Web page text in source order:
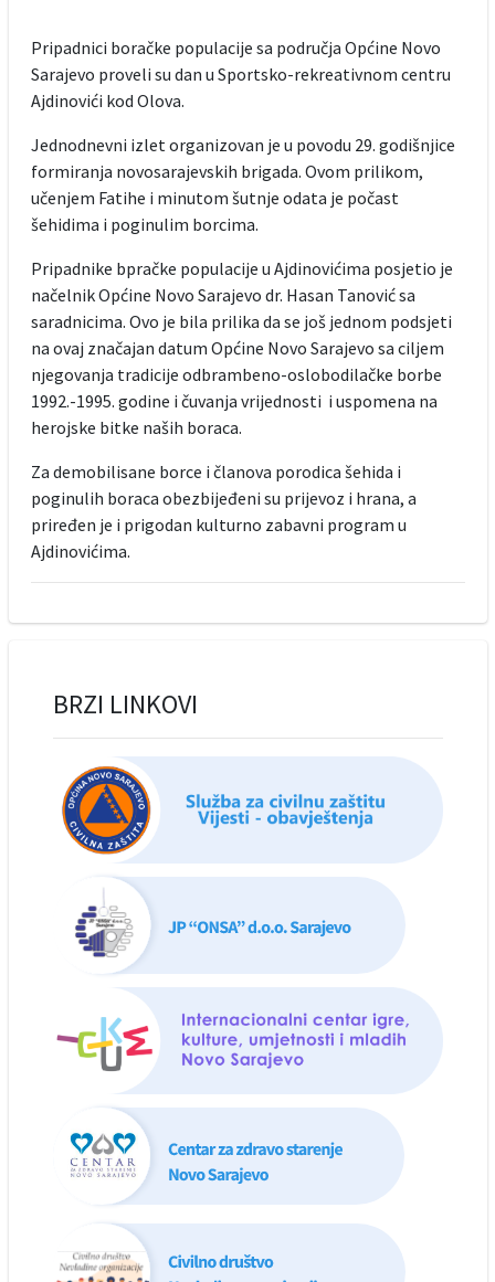
Pripadnici boračke populacije sa područja Općine Novo
Sarajevo proveli su dan u Sportsko-rekreativnom centru
Ajdinovići kod Olova.
Jednodnevni izlet organizovan je u povodu 29. godišnjice
formiranja novosarajevskih brigada. Ovom prilikom,
učenjem Fatihe i minutom šutnje odata je počast
šehidima i poginulim borcima.
Pripadnike bpračke populacije u Ajdinovićima posjetio je
načelnik Općine Novo Sarajevo dr. Hasan Tanović sa
saradnicima. Ovo je bila prilika da se još jednom podsjeti
na ovaj značajan datum Općine Novo Sarajevo sa ciljem
njegovanja tradicije odbrambeno-oslobodilačke borbe
1992.-1995. godine i čuvanja vrijednosti i uspomena na
herojske bitke naših boraca.
Za demobilisane borce i članova porodica šehida i
poginulih boraca obezbijeđeni su prijevoz i hrana, a
priređen je i prigodan kulturno zabavni program u
Ajdinovićima.
BRZI LINKOVI